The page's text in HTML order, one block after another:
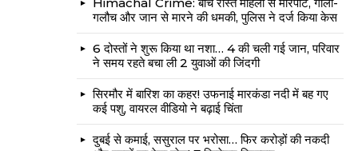
गलौच और जान से मारने की धमकी, पुलिस ने दर्ज किया केस
6 दोस्तों ने शुरू किया था नशा… 4 की चली गई जान, परिवार
ने समय रहते बचा ली 2 युवाओं की जिंदगी
सिरमौर में बारिश का कहर! उफनाई मारकंडा नदी में बह गए
कई पशु, वायरल वीडियो ने बढ़ाई चिंता
दुबई से कमाई, ससुराल पर भरोसा… फिर करोड़ों की नकदी